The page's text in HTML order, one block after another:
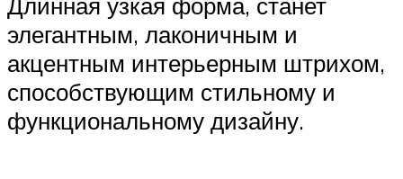
Длинная узкая форма, станет
элегантным, лаконичным и
акцентным интерьерным штрихом,
способствующим стильному и
функциональному дизайну.